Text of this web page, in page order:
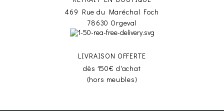
469 Rue du Maréchal Foch
78630 Orgeval
LIVRAISON OFFERTE
dès 150€ d'achat
(hors meubles)